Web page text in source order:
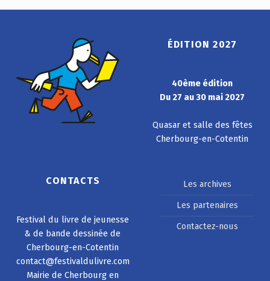
ÉDITION 2027
40ème édition
Du 27 au 30 mai 2027
Quasar et salle des fêtes
Cherbourg-en-Cotentin
CONTACTS
Festival du livre de jeunesse
& de bande dessinée de
Cherbourg-en-Cotentin
contact@festivaldulivre.com
Mairie de Cherbourg en
Les archives
Les partenaires
Contactez-nous